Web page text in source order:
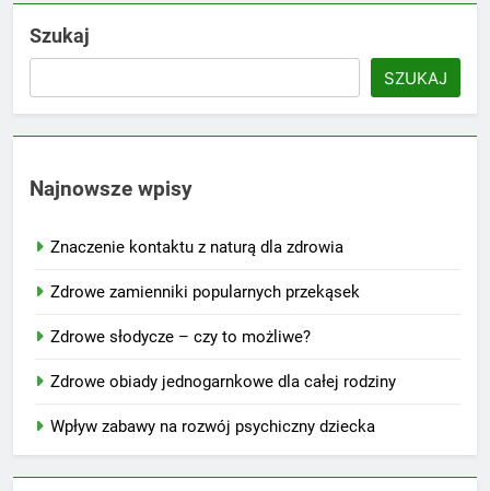
Szukaj
SZUKAJ
Najnowsze wpisy
Znaczenie kontaktu z naturą dla zdrowia
Zdrowe zamienniki popularnych przekąsek
Zdrowe słodycze – czy to możliwe?
Zdrowe obiady jednogarnkowe dla całej rodziny
Wpływ zabawy na rozwój psychiczny dziecka